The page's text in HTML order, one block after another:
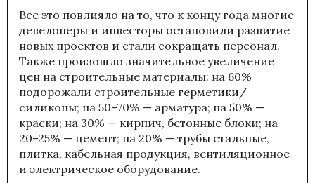
Все это повлияло на то, что к концу года многие
девелоперы и инвесторы остановили развитие
новых проектов и стали сокращать персонал.
Также произошло значительное увеличение
цен на строительные материалы: на 60%
подорожали строительные герметики/
силиконы; на 50–70% — арматура; на 50% —
краски; на 30% — кирпич, бетонные блоки; на
20–25% — цемент; на 20% — трубы стальные,
плитка, кабельная продукция, вентиляционное
и электрическое оборудование.